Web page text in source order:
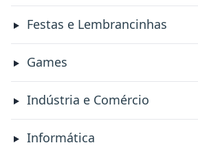
Festas e Lembrancinhas
Games
Indústria e Comércio
Informática